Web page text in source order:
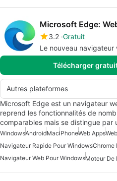
Microsoft Edge:
3.2 Gratuit
Le nouveau
Télécharger
Autres plateformes
Microsoft Edge est un navigateur
reprend les fonctionnalités de
comparables mais se distingue par
WindowsAndroidMaciPhoneWeb Apps
Navigateur Rapide Pour WindowsChrome
Navigateur Web Pour WindowsMoteur De